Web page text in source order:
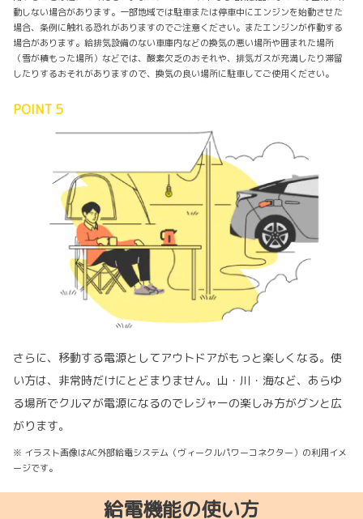
動しない場合があります。一部地域では駐車または停車中にエンジンを始動させた
場合、条例に触れる恐れがありますのでご注意ください。またエンジンが作動する
場合があります。給排気設備のない車庫内などの換気の悪い場所や囲まれた場所
（雪が積もった場所）などでは、酸素欠乏のおそれや、排気ガスが充満したり滞留
したりするおそれがありますので、換気の良い場所に駐車してご使用ください。
POINT 5
さらに、移動する電源としてアウトドアがもっと楽しくなる。使
い方は、非常時だけにとどまりません。山・川・海など、あらゆ
る場所でクルマが電源になるのでレジャーの楽しみ方がグンと広
がります。
※ イラスト画像はAC外部給電システム（ヴィークルパワーコネクター）の利用イメ
ージです。
給電機能の使い方